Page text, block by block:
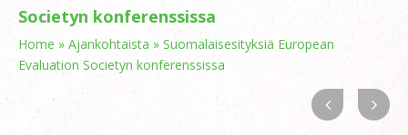
Societyn konferenssissa
Home » Ajankohtaista » Suomalaisesityksiä European
Evaluation Societyn konferenssissa